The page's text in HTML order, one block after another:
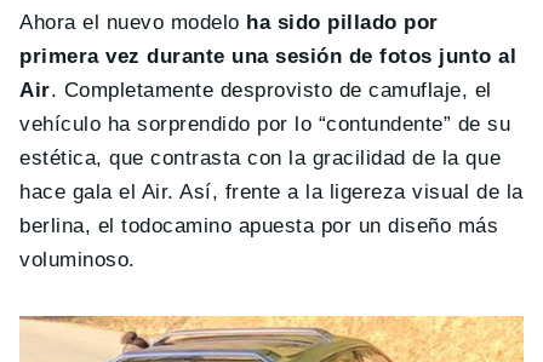
Ahora el nuevo modelo ha sido pillado por
primera vez durante una sesión de fotos junto al
Air. Completamente desprovisto de camuflaje, el
vehículo ha sorprendido por lo “contundente” de su
estética, que contrasta con la gracilidad de la que
hace gala el Air. Así, frente a la ligereza visual de la
berlina, el todocamino apuesta por un diseño más
voluminoso.